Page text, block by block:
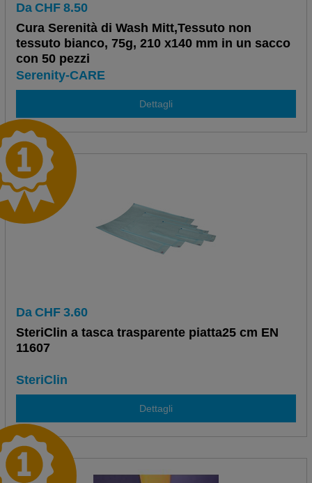
Da CHF 8.50
Cura Serenità di Wash Mitt,Tessuto non
tessuto bianco, 75g, 210 x140 mm in un sacco
con 50 pezzi
Serenity-CARE
Dettagli
Da CHF 3.60
SteriClin a tasca trasparente piatta25 cm EN
11607
SteriClin
Dettagli